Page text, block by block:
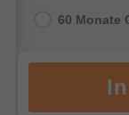
60 Monate